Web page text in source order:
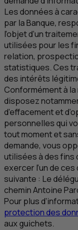
Les données à
par la Banque,
l’objet d’un
utilisées pour les
relation,
statistiques. Ces
des intérêts
Conformément à
disposez
d’effacement et
personnelles qui
tout moment et
demande, vous
utilisées à des fins
exercer l’un de
suivante : Le
chemin Antoine
Pour plus
protection des
aux guichets.